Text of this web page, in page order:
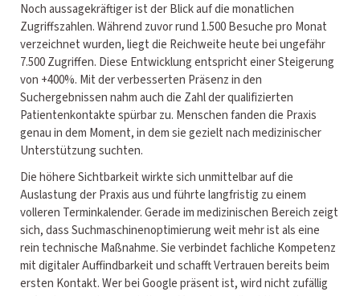
Noch aussagekräftiger ist der Blick auf die monatlichen
Zugriffszahlen. Während zuvor rund 1.500 Besuche pro Monat
verzeichnet wurden, liegt die Reichweite heute bei ungefähr
7.500 Zugriffen. Diese Entwicklung entspricht einer Steigerung
von +400%. Mit der verbesserten Präsenz in den
Suchergebnissen nahm auch die Zahl der qualifizierten
Patientenkontakte spürbar zu. Menschen fanden die Praxis
genau in dem Moment, in dem sie gezielt nach medizinischer
Unterstützung suchten.
Die höhere Sichtbarkeit wirkte sich unmittelbar auf die
Auslastung der Praxis aus und führte langfristig zu einem
volleren Terminkalender. Gerade im medizinischen Bereich zeigt
sich, dass Suchmaschinenoptimierung weit mehr ist als eine
rein technische Maßnahme. Sie verbindet fachliche Kompetenz
mit digitaler Auffindbarkeit und schafft Vertrauen bereits beim
ersten Kontakt. Wer bei Google präsent ist, wird nicht zufällig